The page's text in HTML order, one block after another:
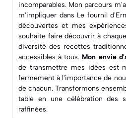
incomparables. Mon parcours
m'impliquer dans Le fournil
découvertes et mes
souhaite faire découvrir à
diversité des recettes
accessibles à tous. Mon envie
de transmettre mes idées est
fermement à l'importance de
de chacun. Transformons
table en une célébration des
raffinées.